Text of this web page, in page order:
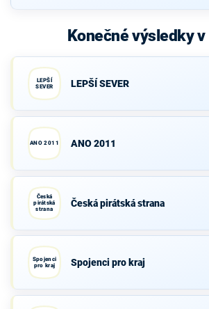
Konečné výsledky v
LEPŠÍ
SEVER
LEPŠÍ SEVER
ANO 2011 ANO 2011
Česká
pirátská
strana
Česká pirátská strana
Spojenci
pro kraj
Spojenci pro kraj